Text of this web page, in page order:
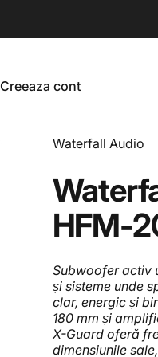
Creeaza cont
Furnizor:
Waterfall Audio
HFM-
Subwoofer activ
și sisteme unde
clar, energic și
180 mm și
X-Guard oferă
dimensiunile